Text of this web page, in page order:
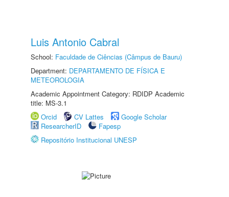
Luis Antonio Cabral
School: Faculdade de Ciências (Câmpus de Bauru)
Department: DEPARTAMENTO DE FÍSICA E
METEOROLOGIA
Academic Appointment Category: RDIDP Academic
title: MS-3.1
Orcid
CV Lattes
Google Scholar
ResearcherID
Fapesp
Repositório Institucional UNESP